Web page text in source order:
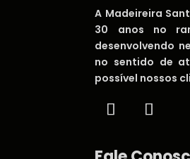
A Madeireira
30 anos no
desenvolvendo
no sentido de
possível nossos